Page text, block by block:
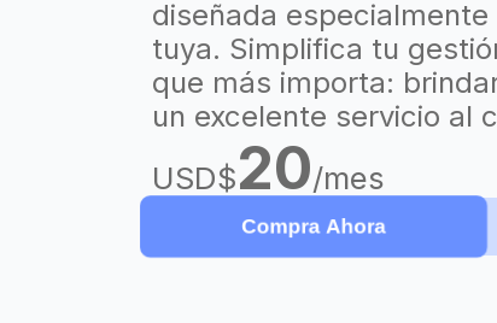
diseñada
tuya. Simplifica tu
que más importa:
un excelente servicio al
USD$20/mes
Compra Ahora